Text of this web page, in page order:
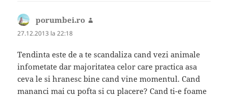
porumbei.ro
27.12.2013 la 22:18
Tendinta este de a te scandaliza cand vezi animale
infometate dar majoritatea celor care practica asa
ceva le si hranesc bine cand vine momentul. Cand
mananci mai cu pofta si cu placere? Cand ti-e foame